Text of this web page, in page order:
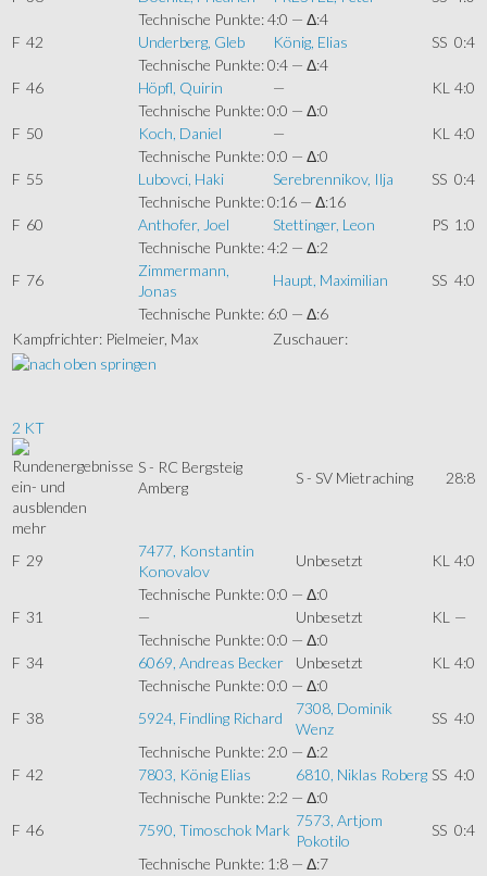
Technische Punkte: 4:0 — Δ:4
F 42 Underberg, Gleb König, Elias SS 0:4
Technische Punkte: 0:4 — Δ:4
F 46 Höpfl, Quirin — KL 4:0
Technische Punkte: 0:0 — Δ:0
F 50 Koch, Daniel — KL 4:0
Technische Punkte: 0:0 — Δ:0
F 55 Lubovci, Haki Serebrennikov, Ilja SS 0:4
Technische Punkte: 0:16 — Δ:16
F 60 Anthofer, Joel Stettinger, Leon PS 1:0
Technische Punkte: 4:2 — Δ:2
F 76
Zimmermann,
Jonas
Haupt, Maximilian SS 4:0
Technische Punkte: 6:0 — Δ:6
Kampfrichter: Pielmeier, Max
Zuschauer:
2 KT
mehr
S - RC Bergsteig
Amberg
S - SV Mietraching 28:8
F 29
7477, Konstantin
Konovalov
Unbesetzt KL 4:0
Technische Punkte: 0:0 — Δ:0
F 31 — Unbesetzt KL —
Technische Punkte: 0:0 — Δ:0
F 34 6069, Andreas Becker Unbesetzt KL 4:0
Technische Punkte: 0:0 — Δ:0
F 38 5924, Findling Richard
7308, Dominik
Wenz
SS 4:0
Technische Punkte: 2:0 — Δ:2
F 42 7803, König Elias 6810, Niklas Roberg SS 4:0
Technische Punkte: 2:2 — Δ:0
F 46 7590, Timoschok Mark
7573, Artjom
Pokotilo
SS 0:4
Technische Punkte: 1:8 — Δ:7